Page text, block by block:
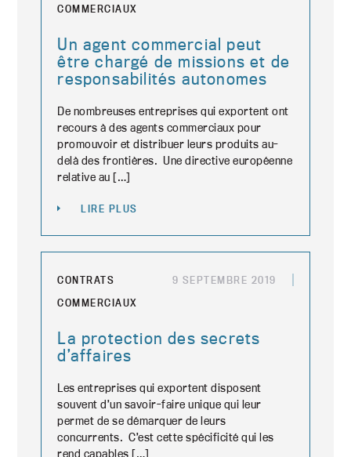
COMMERCIAUX
Un agent commercial peut
être chargé de missions et de
responsabilités autonomes
De nombreuses entreprises qui exportent ont
recours à des agents commerciaux pour
promouvoir et distribuer leurs produits au-
delà des frontières. Une directive européenne
relative au […]
LIRE PLUS
CONTRATS
COMMERCIAUX
9 SEPTEMBRE 2019
La protection des secrets
d’affaires
Les entreprises qui exportent disposent
souvent d’un savoir-faire unique qui leur
permet de se démarquer de leurs
concurrents. C’est cette spécificité qui les
rend capables […]